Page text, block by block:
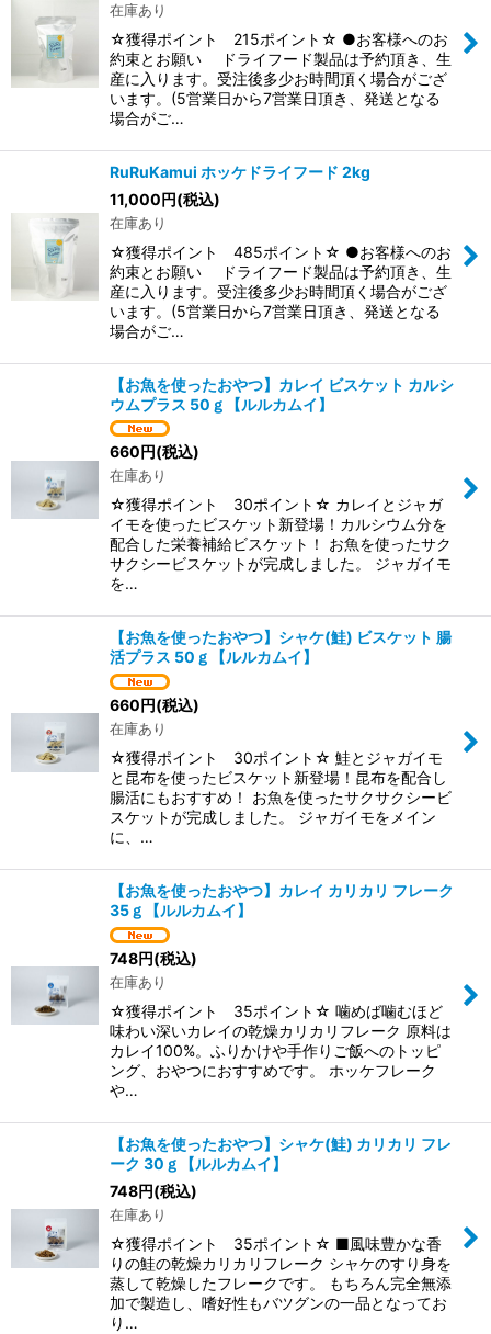
在庫あり
☆獲得ポイント 215ポイント☆ ●お客様へのお
約束とお願い ドライフード製品は予約頂き、生
産に入ります。受注後多少お時間頂く場合がござ
います。(5営業日から7営業日頂き、発送となる
場合がご…
RuRuKamui ホッケドライフード 2kg
11,000円(税込)
在庫あり
☆獲得ポイント 485ポイント☆ ●お客様へのお
約束とお願い ドライフード製品は予約頂き、生
産に入ります。受注後多少お時間頂く場合がござ
います。(5営業日から7営業日頂き、発送となる
場合がご…
【お魚を使ったおやつ】カレイ ビスケット カルシ
ウムプラス 50ｇ【ルルカムイ】
660円(税込)
在庫あり
☆獲得ポイント 30ポイント☆ カレイとジャガ
イモを使ったビスケット新登場！カルシウム分を
配合した栄養補給ビスケット！ お魚を使ったサク
サクシービスケットが完成しました。 ジャガイモ
を…
【お魚を使ったおやつ】シャケ(鮭) ビスケット 腸
活プラス 50ｇ【ルルカムイ】
660円(税込)
在庫あり
☆獲得ポイント 30ポイント☆ 鮭とジャガイモ
と昆布を使ったビスケット新登場！昆布を配合し
腸活にもおすすめ！ お魚を使ったサクサクシービ
スケットが完成しました。 ジャガイモをメイン
に、…
【お魚を使ったおやつ】カレイ カリカリ フレーク
35ｇ【ルルカムイ】
748円(税込)
在庫あり
☆獲得ポイント 35ポイント☆ 噛めば噛むほど
味わい深いカレイの乾燥カリカリフレーク 原料は
カレイ100%。ふりかけや手作りご飯へのトッピ
ング、おやつにおすすめです。 ホッケフレーク
や…
【お魚を使ったおやつ】シャケ(鮭) カリカリ フレ
ーク 30ｇ【ルルカムイ】
748円(税込)
在庫あり
☆獲得ポイント 35ポイント☆ ■風味豊かな香
りの鮭の乾燥カリカリフレーク シャケのすり身を
蒸して乾燥したフレークです。 もちろん完全無添
加で製造し、嗜好性もバツグンの一品となってお
り…